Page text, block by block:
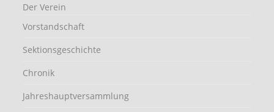
Der Verein
Vorstandschaft
Sektionsgeschichte
Chronik
Jahreshauptversammlung